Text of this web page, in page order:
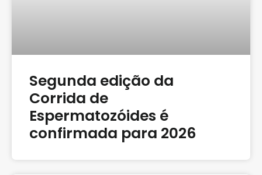
Segunda edição da
Corrida de
Espermatozóides é
confirmada para 2026